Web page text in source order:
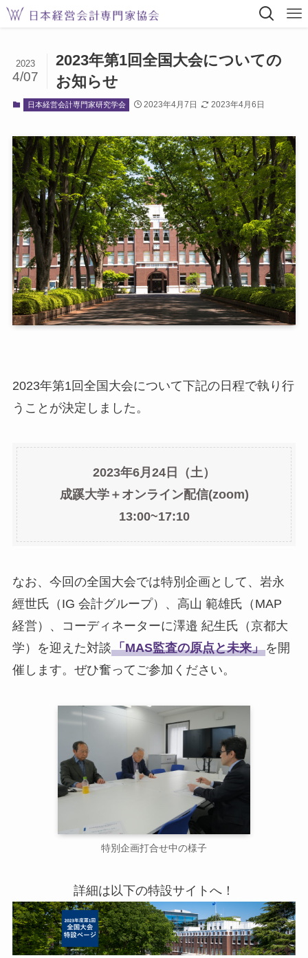
2023年第1回全国大会についての
お知らせ
2023
4/07
日本経営会計専門家研究学会 2023年4月7日 2023年4月6日
2023年第1回全国大会について下記の日程で執り行
うことが決定しました。
2023年6月24日（土）
成蹊大学＋オンライン配信(zoom)
13:00~17:10
なお、今回の全国大会では特別企画として、岩永
經世氏（IG 会計グループ）、高山 範雄氏（MAP
経営）、コーディネーターに澤邉 紀生氏（京都大
学）を迎えた対談「MAS監査の原点と未来」を開
催します。ぜひ奮ってご参加ください。
特別企画打合せ中の様子
詳細は以下の特設サイトへ！